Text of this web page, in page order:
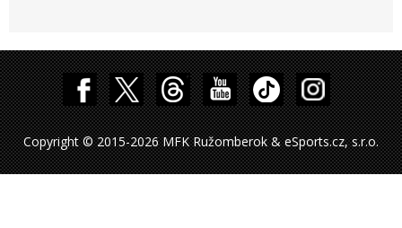
Copyright © 2015-2026 MFK Ružomberok & eSports.cz, s.r.o.